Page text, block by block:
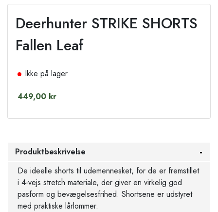
Deerhunter STRIKE SHORTS
Fallen Leaf
Ikke på lager
449,00 kr
Produktbeskrivelse
De ideelle shorts til udemennesket, for de er fremstillet
i 4-vejs stretch materiale, der giver en virkelig god
pasform og bevægelsesfrihed. Shortsene er udstyret
med praktiske lårlommer.